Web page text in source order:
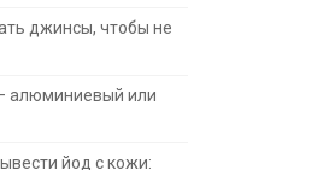
джинсы, чтобы не
алюминиевый или
йод с кожи: